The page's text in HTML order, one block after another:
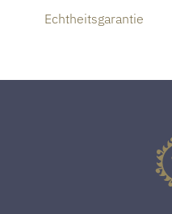
Echtheitsgarantie